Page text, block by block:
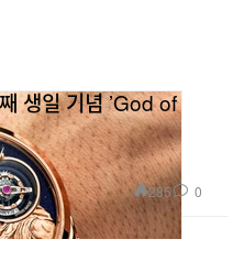
생일 기념 ’God of
285 0